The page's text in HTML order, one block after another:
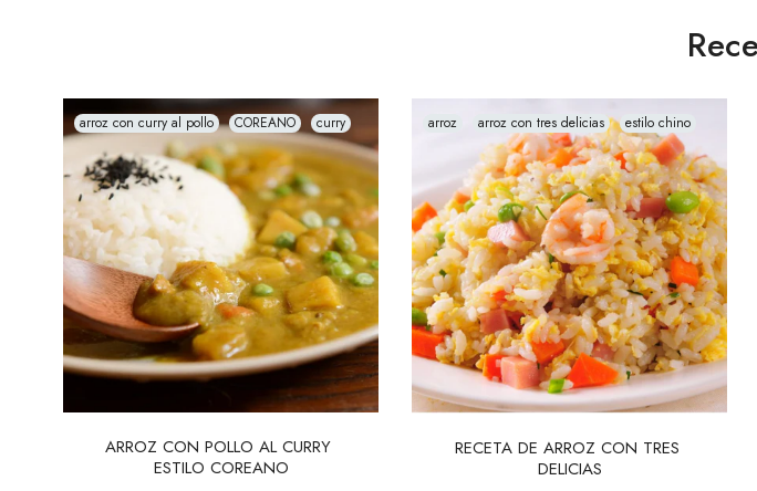
arroz con curry al pollo COREANO curry
ARROZ CON POLLO AL CURRY
ESTILO COREANO
arroz arroz con tres delicias estilo chino
RECETA DE ARROZ CON TRES
DELICIAS